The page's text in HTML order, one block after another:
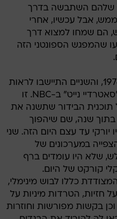
שלהם השתבשה בדרך
אבל עכשיו, אחרי
הם שמחו למצוא דרך
שהמפגש הספונטני הזה
התאריך היה 24 באפריל 1976, והשניים התיישבו לראות
יחד את התוכנית החדשה "סאטרדיי נייט" ב-NBC. זו
תוכנית הבידור שתשנה את
בתוך שנה, שם שיהפוך
יורקי עד עצם היום הזה. שני
במערכונים של
שלא היו עומדים ברף
קורקט של היום.
כללו לבוש מינימלי,
חזיות, הטרדות מיניות על
וכן בקשות מפורשות וחוזרות